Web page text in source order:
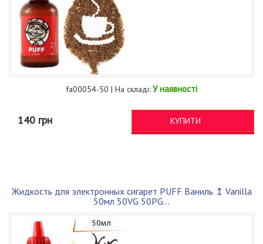
fa00054-50 | На складі: У наявності
140 грн КУПИТИ
Жидкость для электронных сигарет PUFF Ваниль ↥ Vanilla
50мл 50VG 50PG...